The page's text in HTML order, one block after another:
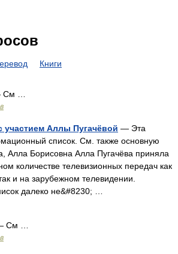
Книги
…
участием Аллы Пугачёвой — Эта
список. См. также основную
Алла Борисовна Алла Пугачёва приняла
количестве телевизионных передач как
и на зарубежном телевидении.
далеко не&#8230; …
См …